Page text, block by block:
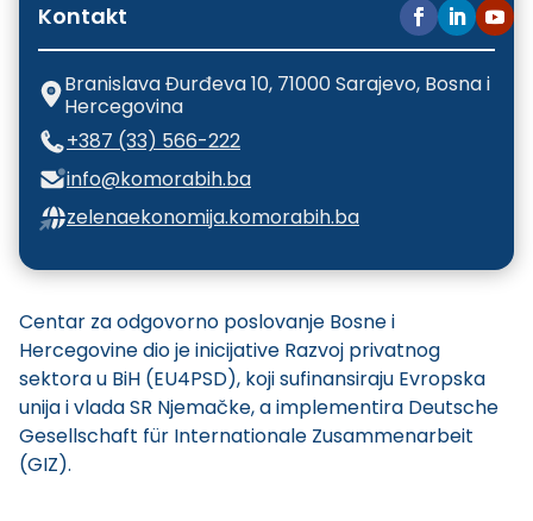
Kontakt
Branislava Đurđeva 10, 71000 Sarajevo, Bosna i
Hercegovina
+387 (33) 566-222
info@komorabih.ba
zelenaekonomija.komorabih.ba
Centar za odgovorno poslovanje Bosne i
Hercegovine dio je inicijative Razvoj privatnog
sektora u BiH (EU4PSD), koji sufinansiraju Evropska
unija i vlada SR Njemačke, a implementira Deutsche
Gesellschaft für Internationale Zusammenarbeit
(GIZ).